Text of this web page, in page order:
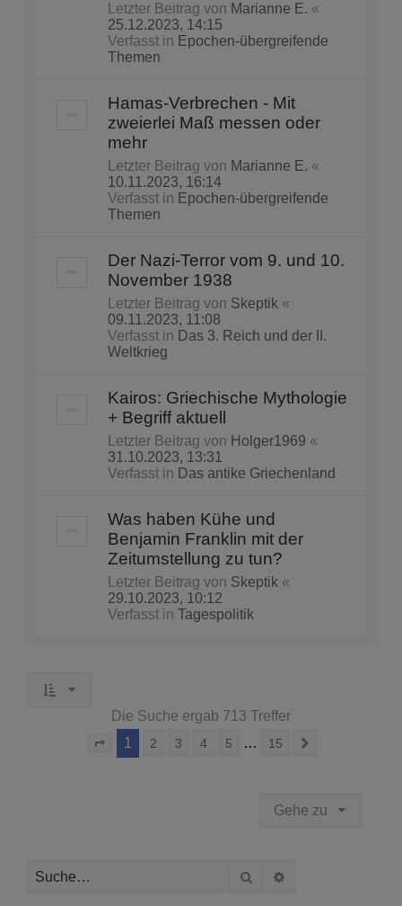
Letzter Beitrag von Marianne E. «
25.12.2023, 14:15
Verfasst in Epochen-übergreifende
Themen
Hamas-Verbrechen - Mit
zweierlei Maß messen oder
mehr
Letzter Beitrag von Marianne E. «
10.11.2023, 16:14
Verfasst in Epochen-übergreifende
Themen
Der Nazi-Terror vom 9. und 10.
November 1938
Letzter Beitrag von Skeptik «
09.11.2023, 11:08
Verfasst in Das 3. Reich und der II.
Weltkrieg
Kairos: Griechische Mythologie
+ Begriff aktuell
Letzter Beitrag von Holger1969 «
31.10.2023, 13:31
Verfasst in Das antike Griechenland
Was haben Kühe und
Benjamin Franklin mit der
Zeitumstellung zu tun?
Letzter Beitrag von Skeptik «
29.10.2023, 10:12
Verfasst in Tagespolitik
Die Suche ergab 713 Treffer
Seite von 15
1 2 3 4 5 … 15
Gehe zu
Suche